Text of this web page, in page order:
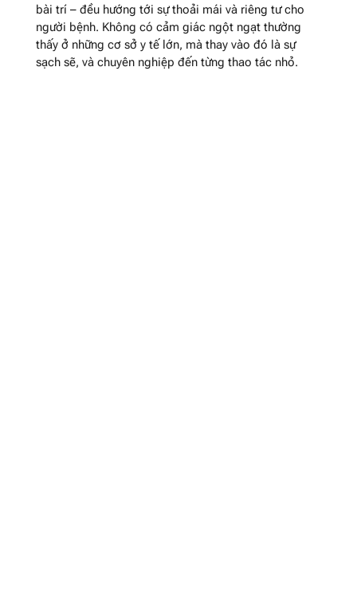
bài trí – đều hướng tới sự thoải mái và riêng tư cho
người bệnh. Không có cảm giác ngột ngạt thường
thấy ở những cơ sở y tế lớn, mà thay vào đó là sự
sạch sẽ, và chuyên nghiệp đến từng thao tác nhỏ.